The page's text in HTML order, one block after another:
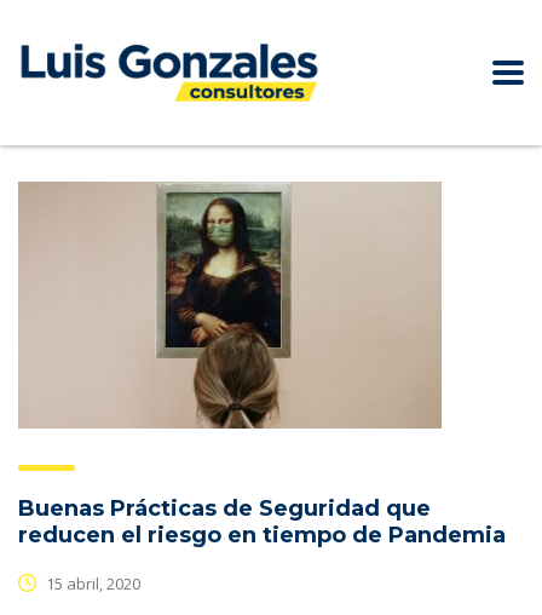
Buenas Prácticas de Seguridad que
reducen el riesgo en tiempo de Pandemia
15 abril, 2020